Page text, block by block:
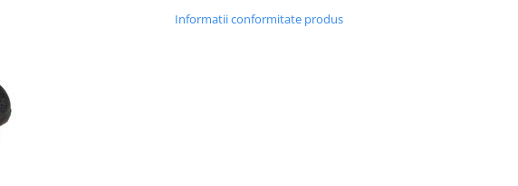
Informatii conformitate produs